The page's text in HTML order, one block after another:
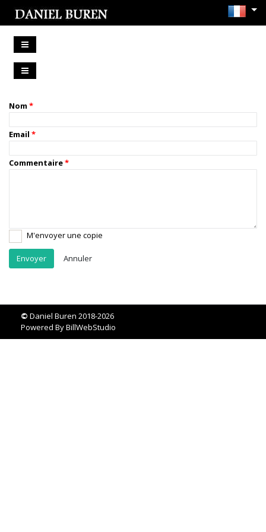
Nom
Email
Commentaire
M'envoyer une copie
Annuler
© Daniel Buren 2018-2026
Powered ByBillWebStudio